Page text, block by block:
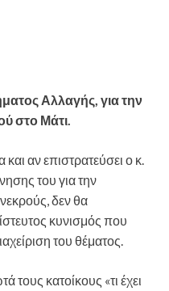
Αλλαγής, για την
στο Μάτι.
αν επιστρατεύσει ο κ.
του για την
δεν θα
κυνισμός που
του θέματος.
τους κατοίκους «τι έχει